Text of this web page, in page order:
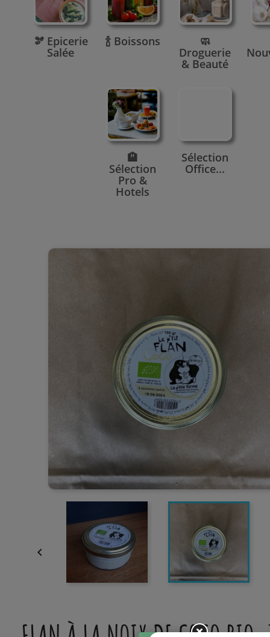
🫘 Epicerie
Salée
🍾 Boissons 🧼
Droguerie
& Beauté
🏨
Sélection
Pro &
Hotels
Sélection
Office...
